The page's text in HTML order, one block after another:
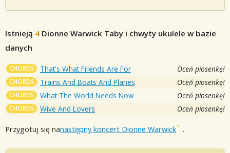
Istnieją 4 Dionne Warwick Taby i chwyty ukulele w bazie
danych
CHORDS That's What Friends Are For Oceń piosenkę!
CHORDS Trains And Boats And Planes Oceń piosenkę!
CHORDS What The World Needs Now Oceń piosenkę!
CHORDS Wive And Lovers Oceń piosenkę!
Przygotuj się nanastępny koncert Dionne Warwick .